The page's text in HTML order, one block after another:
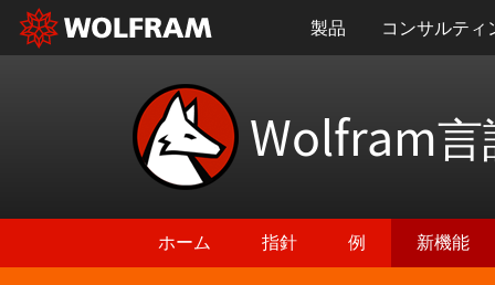
製品 コンサルティ
Wolfram言
ホーム 指針 例 新機能